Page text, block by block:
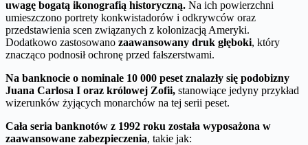
uwagę bogatą ikonografią historyczną. Na ich powierzchni
umieszczono portrety konkwistadorów i odkrywców oraz
przedstawienia scen związanych z kolonizacją Ameryki.
Dodatkowo zastosowano zaawansowany druk głęboki, który
znacząco podnosił ochronę przed fałszerstwami.
Na banknocie o nominale 10 000 peset znalazły się podobizny
Juana Carlosa I oraz królowej Zofii, stanowiące jedyny przykład
wizerunków żyjących monarchów na tej serii peset.
Cała seria banknotów z 1992 roku została wyposażona w
zaawansowane zabezpieczenia, takie jak: